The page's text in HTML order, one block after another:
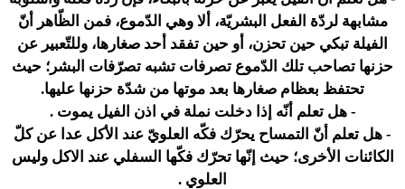
مشابهة لردّة الفعل البشريّة، ألا وهي الدّموع، فمن الظّاهر أنّ
الفيلة تبكي حين تحزن، أو حين تفقد أحد صغارها، وللتّعبير عن
حزنها تصاحب تلك الدّموع تصرفات تشبه تصرّفات البشر؛ حيث
تحتفظ بعظام صغارها بعد موتها من شدّة حزنها عليها.
-هل تعلم أنّه إذا دخلت نملة في اذن الفيل يموت .
- هل تعلم أنّ التمساح يحرّك فكّه العلويّ عند الأكل عدا عن كلّ
الكائنات الأخرى؛ حيث إنّها تحرّك فكّها السفلي عند الاكل وليس
العلوي .